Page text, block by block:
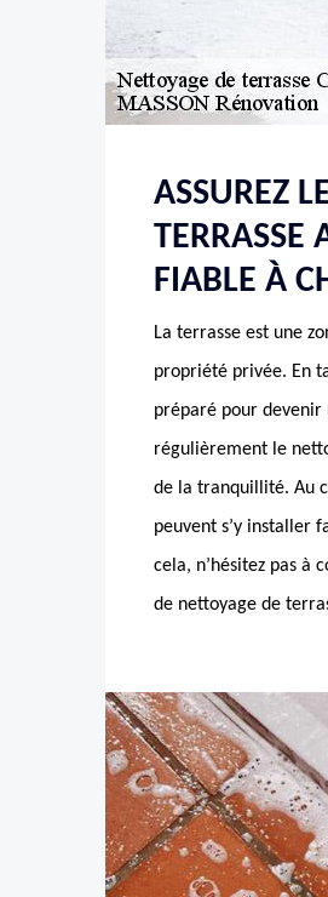
ASSUREZ
TERRASSE
FIABLE À
La terrasse est une
propriété privée. En
préparé pour
régulièrement le
de la tranquillité. Au
peuvent s’y installer
cela, n’hésitez pas à
de nettoyage de